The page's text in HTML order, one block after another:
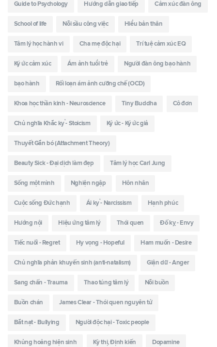
Guide to Psychology Hướng dẫn giao tiếp Cảm xúc đàn ông
School of life Nỗi sầu công việc Hiểu bản thân
Tâm lý học hành vi Cha mẹ độc hại Trí tuệ cảm xúc EQ
Ký ức cảm xúc Ám ảnh tuổi trẻ Người đàn ông bạo hành
bạo hành Rối loạn ám ảnh cưỡng chế (OCD)
Khoa học thần kinh - Neuroscience Tiny Buddha Cô đơn
Chủ nghĩa Khắc kỷ - Stoicism Ký ức - Ký ức giả
Thuyết Gắn bó (Attachment Theory)
Beauty Sick - Đại dịch làm đẹp Tâm lý học Carl Jung
Sống một mình Nghiện ngập Hôn nhân
Cuộc sống Đức hạnh Ái kỷ - Narcissism Hạnh phúc
Hướng nội Hiệu ứng tâm lý Thói quen Đố kỵ - Envy
Tiếc nuối - Regret Hy vọng - Hopeful Ham muốn - Desire
Chủ nghĩa phản khuyến sinh (anti-natalism) Giận dữ - Anger
Sang chấn - Trauma Thao túng tâm lý Nỗi buồn
Buồn chán James Clear - Thói quen nguyên tử
Bắt nạt - Bullying Người độc hại - Toxic people
Khủng hoảng hiện sinh Kỳ thị, Định kiến Dopamine